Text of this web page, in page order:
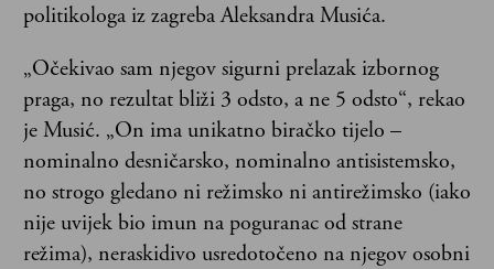
politikologa iz zagreba Aleksandra Musića.
„Očekivao sam njegov sigurni prelazak izbornog
praga, no rezultat bliži 3 odsto, a ne 5 odsto“, rekao
je Musić. „On ima unikatno biračko tijelo –
nominalno desničarsko, nominalno antisistemsko,
no strogo gledano ni režimsko ni antirežimsko (iako
nije uvijek bio imun na poguranac od strane
režima), neraskidivo usredotočeno na njegov osobni